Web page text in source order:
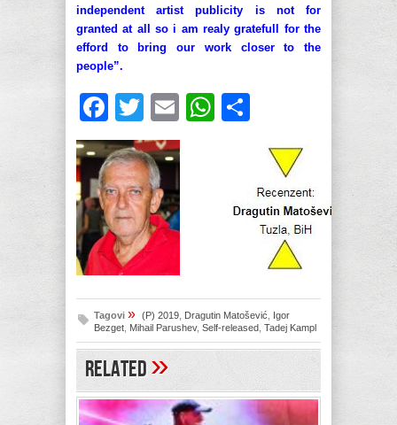
independent artist publicity is not for
granted at all so i am realy gratefull for the
efford to bring our work closer to the
people”.
Facebook
Twitter
EmailWhatsApp
Tagovi » (P) 2019, Dragutin Matošević, Igor
Bezget, Mihail Parushev, Self-released, Tadej Kampl
Related»